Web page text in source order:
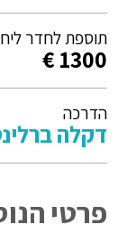
תוספת לחדר
1300 €
הדרכה
דקלה
פרטי